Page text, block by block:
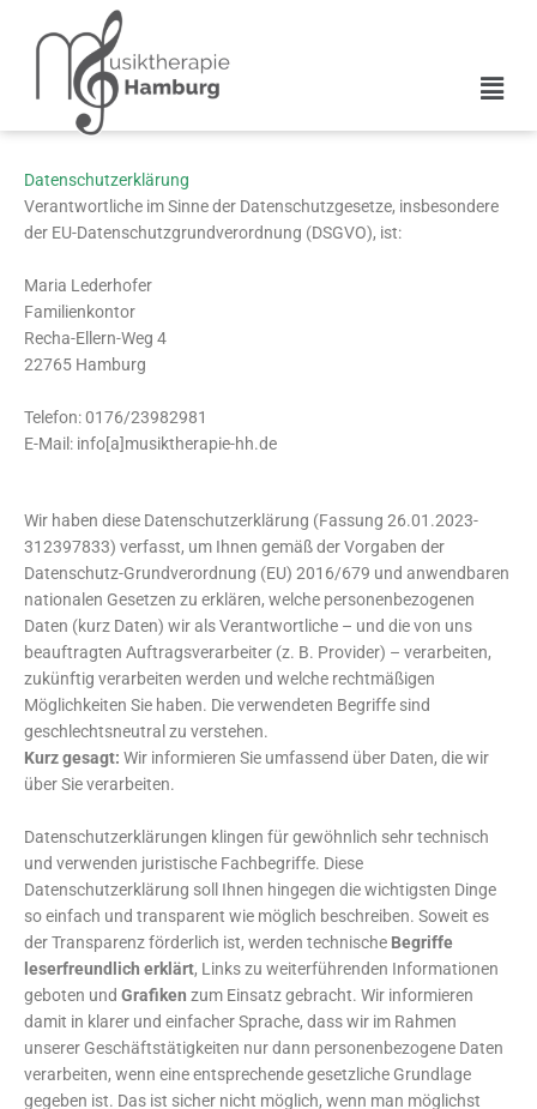
Inhalt
Menü
Datenschutzerklärung
Verantwortliche im Sinne der Datenschutzgesetze, insbesondere
der EU-Datenschutzgrundverordnung (DSGVO), ist:
Maria Lederhofer
Familienkontor
Recha-Ellern-Weg 4
22765 Hamburg
Telefon: 0176/23982981
E-Mail: info[a]musiktherapie-hh.de
Wir haben diese Datenschutzerklärung (Fassung 26.01.2023-
312397833) verfasst, um Ihnen gemäß der Vorgaben der
Datenschutz-Grundverordnung (EU) 2016/679 und anwendbaren
nationalen Gesetzen zu erklären, welche personenbezogenen
Daten (kurz Daten) wir als Verantwortliche – und die von uns
beauftragten Auftragsverarbeiter (z. B. Provider) – verarbeiten,
zukünftig verarbeiten werden und welche rechtmäßigen
Möglichkeiten Sie haben. Die verwendeten Begriffe sind
geschlechtsneutral zu verstehen.
Kurz gesagt: Wir informieren Sie umfassend über Daten, die wir
über Sie verarbeiten.
Datenschutzerklärungen klingen für gewöhnlich sehr technisch
und verwenden juristische Fachbegriffe. Diese
Datenschutzerklärung soll Ihnen hingegen die wichtigsten Dinge
so einfach und transparent wie möglich beschreiben. Soweit es
der Transparenz förderlich ist, werden technische Begriffe
leserfreundlich erklärt, Links zu weiterführenden Informationen
geboten und Grafiken zum Einsatz gebracht. Wir informieren
damit in klarer und einfacher Sprache, dass wir im Rahmen
unserer Geschäftstätigkeiten nur dann personenbezogene Daten
verarbeiten, wenn eine entsprechende gesetzliche Grundlage
gegeben ist. Das ist sicher nicht möglich, wenn man möglichst